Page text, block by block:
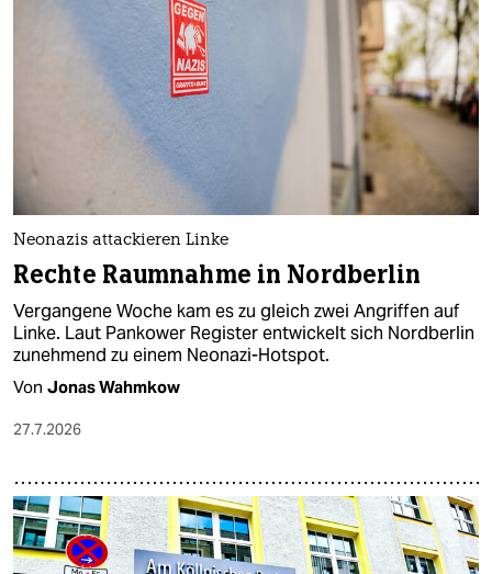
Neonazis attackieren Linke
Rechte Raumnahme in Nordberlin
Vergangene Woche kam es zu gleich zwei Angriffen auf
Linke. Laut Pankower Register entwickelt sich Nordberlin
zunehmend zu einem Neonazi-Hotspot.
Von Jonas Wahmkow
27.7.2026